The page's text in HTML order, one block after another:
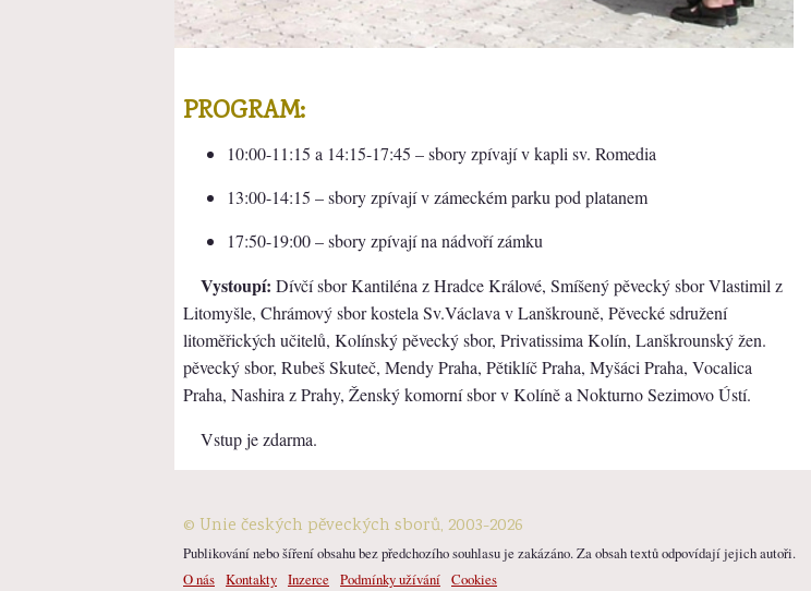
PROGRAM:
10:00-11:15 a 14:15-17:45 – sbory zpívají v kapli sv. Romedia
13:00-14:15 – sbory zpívají v zámeckém parku pod platanem
17:50-19:00 – sbory zpívají na nádvoří zámku
Vystoupí: Dívčí sbor Kantiléna z Hradce Králové, Smíšený pěvecký sbor Vlastimil z
Litomyšle, Chrámový sbor kostela Sv.Václava v Lanškrouně, Pěvecké sdružení
litoměřických učitelů, Kolínský pěvecký sbor, Privatissima Kolín, Lanškrounský žen.
pěvecký sbor, Rubeš Skuteč, Mendy Praha, Pětiklíč Praha, Myšáci Praha, Vocalica
Praha, Nashira z Prahy, Ženský komorní sbor v Kolíně a Nokturno Sezimovo Ústí.
Vstup je zdarma.
© Unie českých pěveckých sborů, 2003-2026
Publikování nebo šíření obsahu bez předchozího souhlasu je zakázáno. Za obsah textů odpovídají jejich autoři.
O nás Kontakty Inzerce Podmínky užívání Cookies